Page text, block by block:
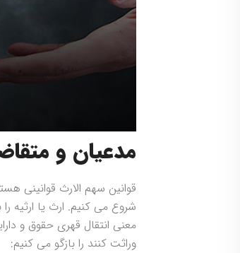
مدعیان و
قوانین سهم الارث قوانینی
شروع می کنیم. ارث یا
معنی انتقال قهری حقوق و
وراثت کنند را بازگو می کنیم: